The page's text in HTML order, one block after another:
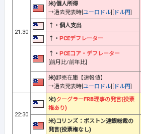
21:30
米)個人所得
→過去発表時[ ユーロドル ドル円
↑・個人支出
↑・ PCEデフレーター
↑・ PCEコア・デフレーター
[前月比/前年比]
米)卸売在庫【速報値】
→過去発表時[ ユーロドル ドル円
22:30
米)クーグラーFRB理事の発言(投票
権あり)
米)コリンズ：ボストン連銀総裁の
発言(投票権なし)